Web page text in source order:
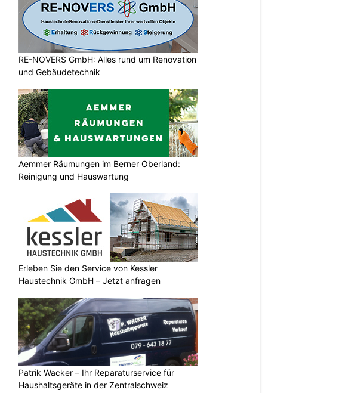
RE-NOVERS GmbH: Alles rund um Renovation
und Gebäudetechnik
Aemmer Räumungen im Berner Oberland:
Reinigung und Hauswartung
Erleben Sie den Service von Kessler
Haustechnik GmbH – Jetzt anfragen
Patrik Wacker – Ihr Reparaturservice für
Haushaltsgeräte in der Zentralschweiz